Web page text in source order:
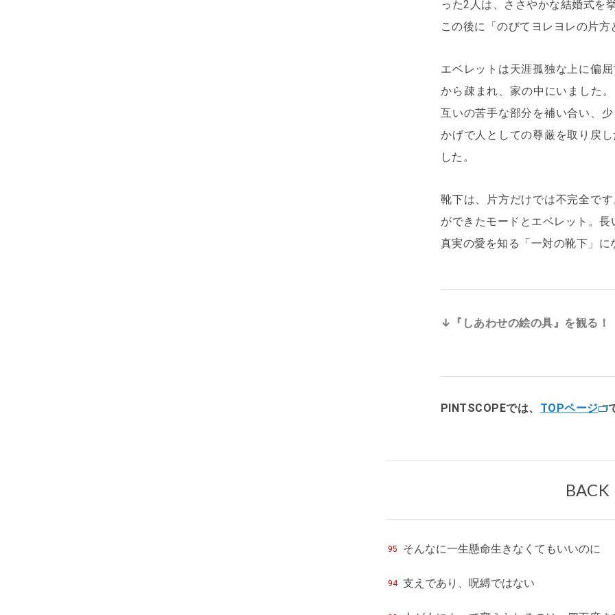
った2人は、ささやかな結婚式を
この後に「のびてヨレヨレの片
エベレットは天涯孤独な上に偏
から疎まれ、家の中にいました
互いの苦手な部分を補い合い、
かげで人としての尊厳を取り戻
した。
靴下は、片方だけでは不完全で
ができたモードとエベレット。
真実の愛を知る「一対の靴下」
↓『しあわせの絵の具』を観る！
PINTSCOPEでは、 TOPページ
95 そんなに一生懸命生きなくてもいいのに
94 支えであり、呪縛ではない